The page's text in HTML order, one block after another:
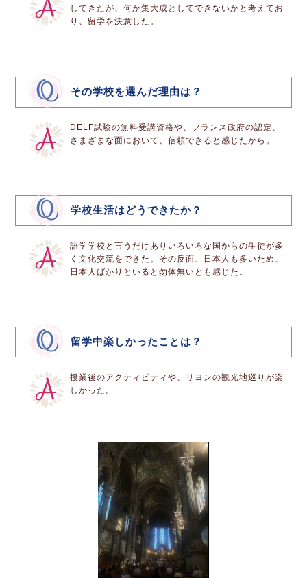
してきたが、何か集大成としてできないかと考えてお
り、留学を決意した。
その学校を選んだ理由は？
DELF試験の無料受講資格や、フランス政府の認定、
さまざまな面において、信頼できると感じたから。
学校生活はどうできたか？
語学学校と言うだけありいろいろな国からの生徒が多
く文化交流をできた。その反面、日本人も多いため、
日本人ばかりといると勿体無いとも感じた。
留学中楽しかったことは？
授業後のアクティビティや、リヨンの観光地巡りが楽
しかった。